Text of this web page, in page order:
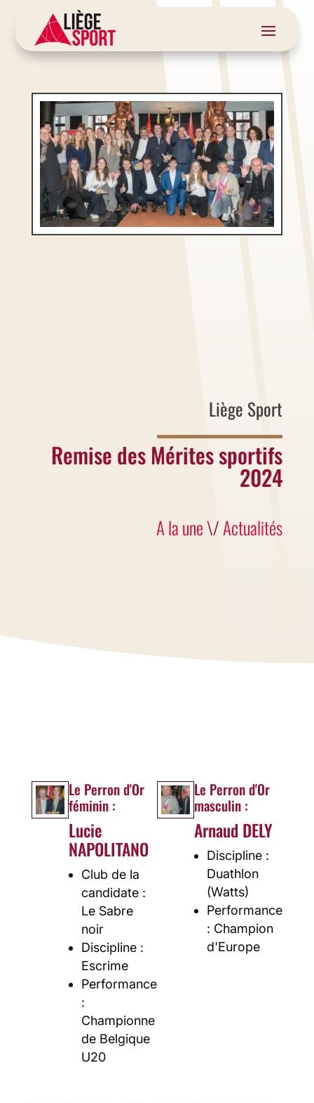
Liège Sport
Remise des Mérites sportifs
2024
A la une\/Actualités
Une soirée présidée par MM. Willy
Le Perron d'Or
féminin :
Lucie
NAPOLITANO
Club de la
candidate :
Le Sabre
noir
Discipline :
Escrime
Performance
:
Championne
de Belgique
U20
Le Perron d'Or
masculin :
Arnaud DELY
Discipline :
Duathlon
(Watts)
Performance
: Champion
d'Europe